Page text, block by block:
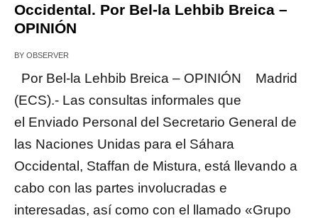
Occidental. Por Bel-la Lehbib Breica –
OPINIÓN
BY OBSERVER
Por Bel-la Lehbib Breica – OPINIÓN Madrid
(ECS).- Las consultas informales que
el Enviado Personal del Secretario General de
las Naciones Unidas para el Sáhara
Occidental, Staffan de Mistura, está llevando a
cabo con las partes involucradas e
interesadas, así como con el llamado «Grupo